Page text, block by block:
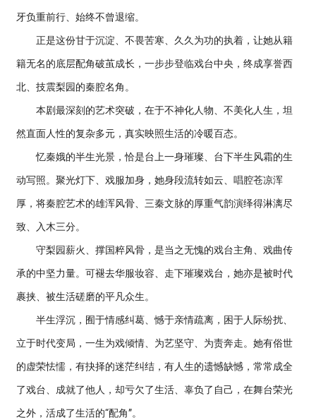
牙负重前行、始终不曾退缩。
正是这份甘于沉淀、不畏苦寒、久久为功的执着，让她从籍
籍无名的底层配角破茧成长，一步步登临戏台中央，终成享誉西
北、技震梨园的秦腔名角。
本剧最深刻的艺术突破，在于不神化人物、不美化人生，坦
然直面人性的复杂多元，真实映照生活的冷暖百态。
忆秦娥的半生光景，恰是台上一身璀璨、台下半生风霜的生
动写照。聚光灯下、戏服加身，她身段流转如云、唱腔苍凉浑
厚，将秦腔艺术的雄浑风骨、三秦文脉的厚重气韵演绎得淋漓尽
致、入木三分。
守梨园薪火、撑国粹风骨，是当之无愧的戏台主角、戏曲传
承的中坚力量。可褪去华服妆容、走下璀璨戏台，她亦是被时代
裹挟、被生活磋磨的平凡众生。
半生浮沉，囿于情感纠葛、憾于亲情疏离，困于人际纷扰、
立于时代变局，一生为戏倾情、为艺坚守、为责奔走。她有俗世
的虚荣怯懦，有抉择的迷茫纠结，有人生的遗憾缺憾，常常成全
了戏台、成就了他人，却亏欠了生活、辜负了自己，在舞台荣光
之外，活成了生活的“配角”。